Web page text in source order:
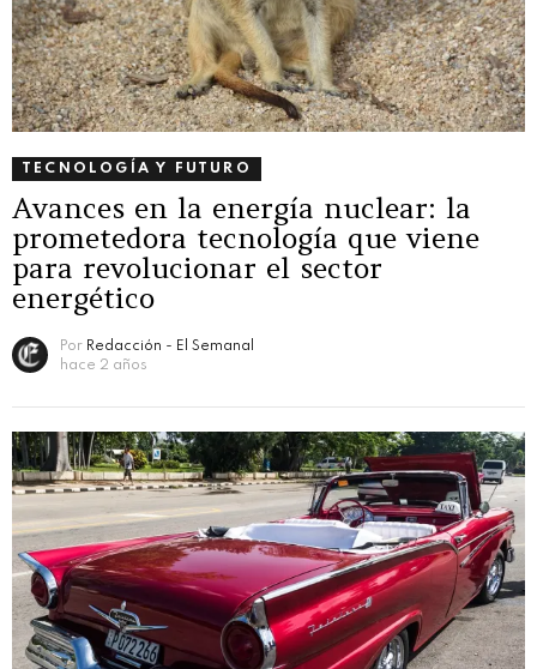
TECNOLOGÍA Y FUTURO
Avances en la energía nuclear: la
prometedora tecnología que viene
para revolucionar el sector
energético
Por Redacción - El Semanal
hace 2 años